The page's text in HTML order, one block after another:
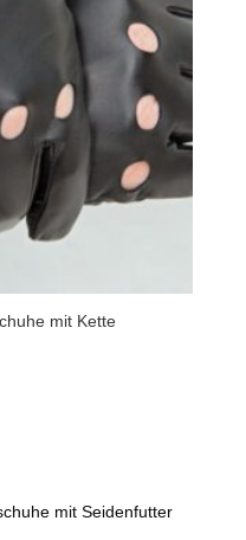
mit Kette